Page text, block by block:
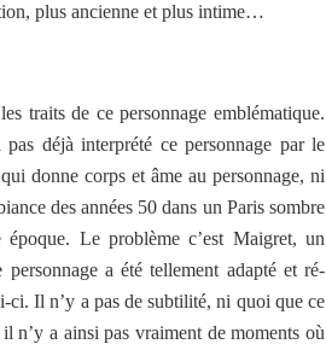
plus ancienne et plus intime…
traits de ce personnage emblématique.
déjà interprété ce personnage par le
donne corps et âme au personnage, ni
des années 50 dans un Paris sombre
Le problème c’est Maigret, un
a été tellement adapté et ré-
ci. Il n’y a pas de subtilité, ni quoi que ce
n’y a ainsi pas vraiment de moments où